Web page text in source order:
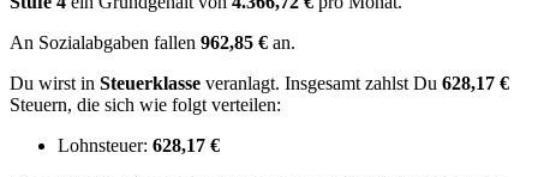
An Sozialabgaben fallen 962,85 € an.
Du wirst in Steuerklasse veranlagt. Insgesamt zahlst Du 628,17 €
Steuern, die sich wie folgt verteilen:
Lohnsteuer: 628,17 €